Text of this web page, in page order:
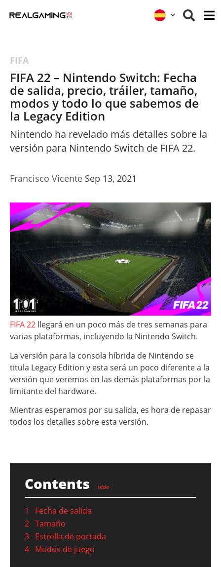
FIFA
FIFA 22 – Nintendo Switch: Fecha
de salida, precio, tráiler, tamaño,
modos y todo lo que sabemos de
la Legacy Edition
Nintendo ha revelado más detalles sobre la
versión para Nintendo Switch de FIFA 22.
Francisco Vicente Sep 13, 2021
FIFA 22 llegará en un poco más de tres semanas para
varias plataformas, incluyendo la Nintendo Switch.
La versión para la consola híbrida de Nintendo se
titula Legacy Edition y esta será un poco diferente a la
versión que veremos en las demás plataformas por la
limitante del hardware.
Mientras esperamos por su salida, es hora de repasar
todos los detalles sobre esta versión.
Contents hide
1
Fecha de salida
2 Tamaño
3 Estrella de portada
4 Modos de juego